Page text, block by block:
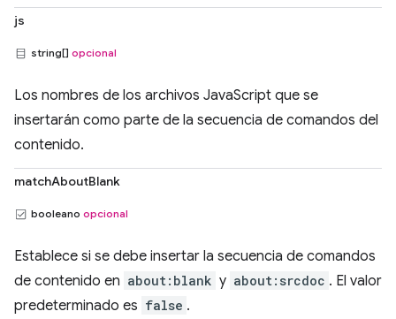
js
string[] opcional
Los nombres de los archivos JavaScript que se
insertarán como parte de la secuencia de comandos del
contenido.
matchAboutBlank
booleano opcional
Establece si se debe insertar la secuencia de comandos
de contenido en about:blank y about:srcdoc . El valor
predeterminado es false .